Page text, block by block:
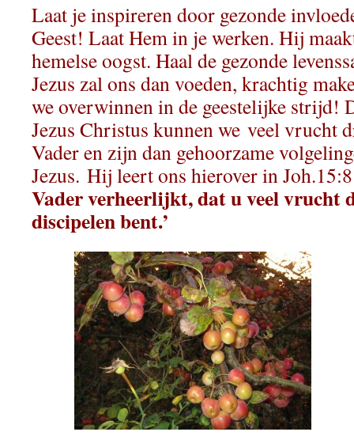
Laat je inspireren door gezonde
Geest! Laat Hem in je werken. Hij
hemelse oogst. Haal de gezonde
Jezus zal ons dan voeden, krachtig
we overwinnen in de geestelijke strijd!
Jezus Christus kunnen we veel vrucht
Vader en zijn dan gehoorzame
Jezus. Hij leert ons hierover in
Vader verheerlijkt, dat u veel vrucht
discipelen bent.’